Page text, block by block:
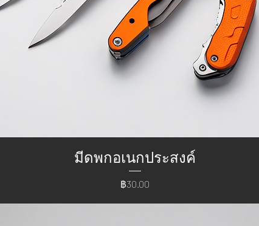
มีดพกอเนกประสงค์
ราคา
฿30.00